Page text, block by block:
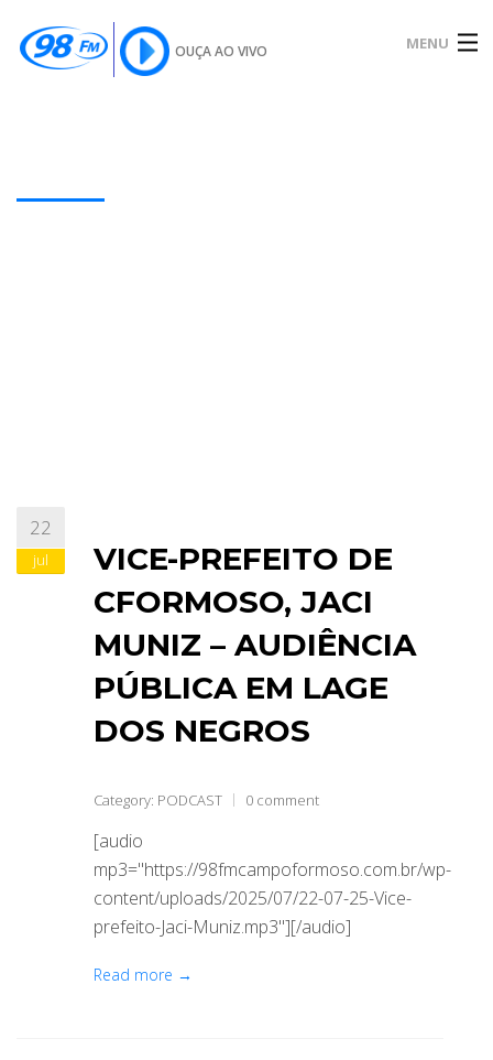
OUÇA AO VIVO MENU
SOBRE
ABRANGÊNCIA
22
jul
VICE-PREFEITO DE
CFORMOSO, JACI
MUNIZ – AUDIÊNCIA
PÚBLICA EM LAGE
DOS NEGROS
Category: PODCAST 0 comment
[audio
mp3="https://98fmcampoformoso.com.br/wp-
content/uploads/2025/07/22-07-25-Vice-
prefeito-Jaci-Muniz.mp3"][/audio]
Read more →